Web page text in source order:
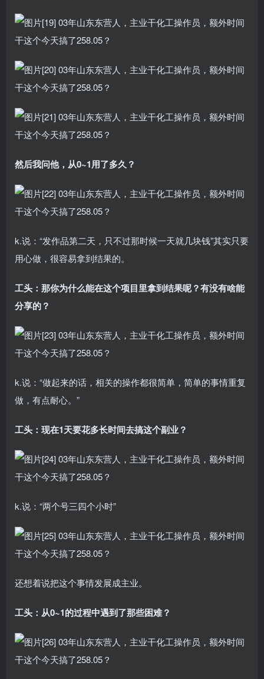
然后我问他，从0~1用了多久？
k.说：“发作品第二天，只不过那时候一天就几块钱”其实只要
用心做，很容易拿到结果的。
工头：那你为什么能在这个项目里拿到结果呢？有没有啥能
分享的？
k.说：“做起来的话，相关的操作都很简单，简单的事情重复
做，有点耐心。”
工头：现在1天要花多长时间去搞这个副业？
k.说：“两个号三四个小时”
还想着说把这个事情发展成主业。
工头：从0~1的过程中遇到了那些困难？